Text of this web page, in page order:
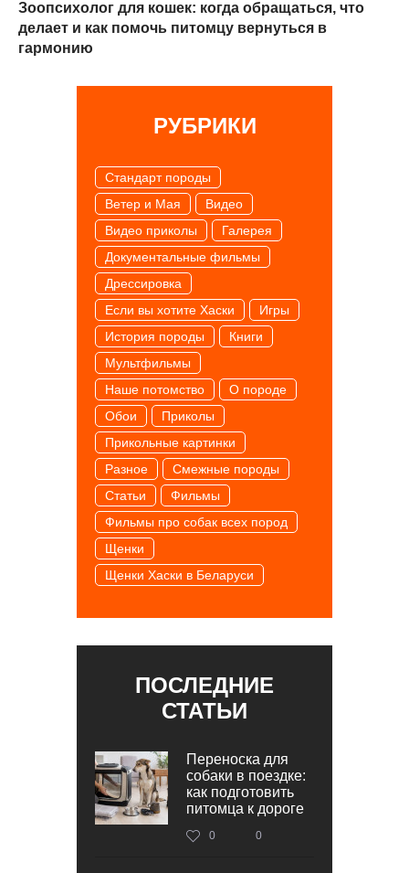
Зоопсихолог для кошек: когда обращаться, что
делает и как помочь питомцу вернуться в
гармонию
РУБРИКИ
Cтандарт породы
Ветер и Мая
Видео
Видео приколы
Галерея
Документальные фильмы
Дрессировка
Если вы хотите Хаски
Игры
История породы
Книги
Мультфильмы
Наше потомство
О породе
Обои
Приколы
Прикольные картинки
Разное
Смежные породы
Статьи
Фильмы
Фильмы про собак всех пород
Щенки
Щенки Хаски в Беларуси
ПОСЛЕДНИЕ
СТАТЬИ
Переноска для
собаки в поездке:
как подготовить
питомца к дороге
0 0